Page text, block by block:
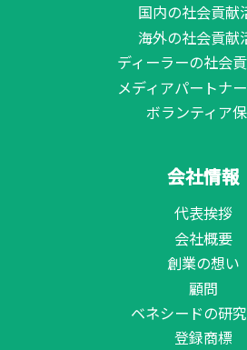
国内の社会貢献
海外の社会貢献
ディーラーの社会
メディアパートナ
ボランティア
会社情報
代表挨拶
会社概要
創業の想い
顧問
ベネシードの研
登録商標